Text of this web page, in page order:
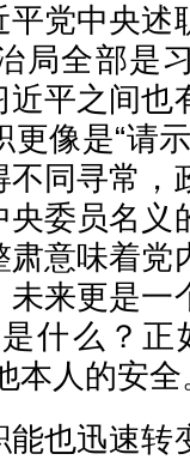
党中央述
局全部是
平之间也
像是“请
同寻常，
委员名义
意味着党
来更是一
什么？正
本人的安全
也迅速转